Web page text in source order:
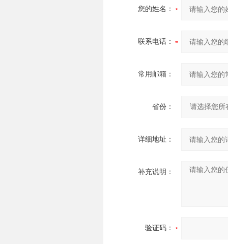
您的姓名：
联系电话：
常用邮箱：
省份：
详细地址：
补充说明：
验证码：